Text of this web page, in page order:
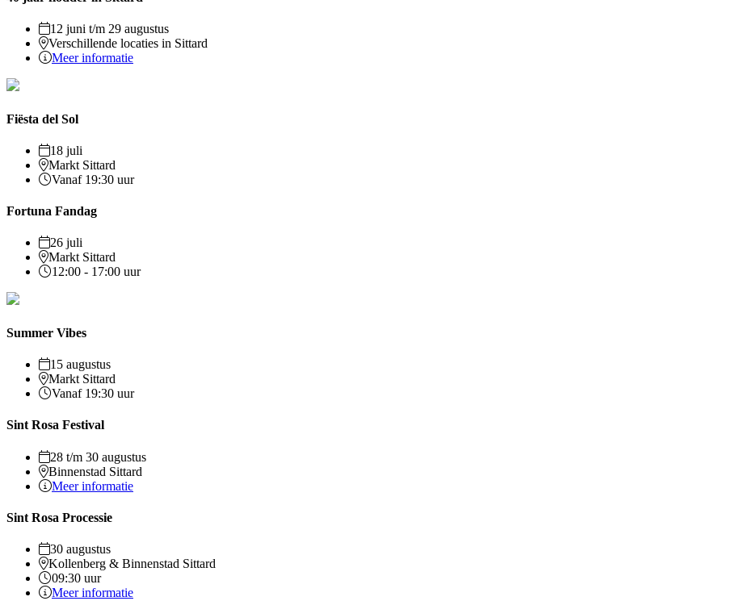
12 juni t/m 29 augustus
Verschillende locaties in Sittard
Meer informatie
Fiësta del Sol
18 juli
Markt Sittard
Vanaf 19:30 uur
Fortuna Fandag
26 juli
Markt Sittard
12:00 - 17:00 uur
Summer Vibes
15 augustus
Markt Sittard
Vanaf 19:30 uur
Sint Rosa Festival
28 t/m 30 augustus
Binnenstad Sittard
Meer informatie
Sint Rosa Processie
30 augustus
Kollenberg & Binnenstad Sittard
09:30 uur
Meer informatie